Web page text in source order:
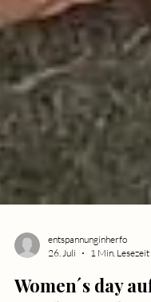
entspannunginherfo
26. Juli
1 Min. Lesezeit